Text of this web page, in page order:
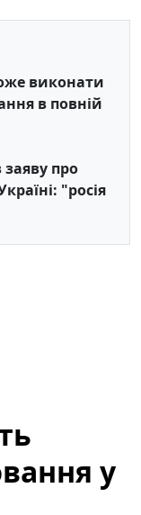
виконати
в повній
про
"росія
у